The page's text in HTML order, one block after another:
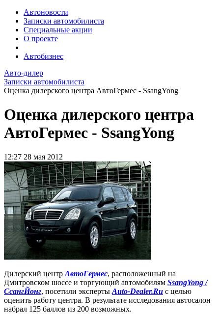
Автоновости
Записки автомобилиста
Специальные акции
О проекте
Автобизнес
Авто-дилер
Записки автомобилиста
Оценка дилерского центра АвтоГермес - SsangYong
Оценка дилерского центра
АвтоГермес - SsangYong
12:27 28 мая 2012
Дилерский центр АвтоГермес, расположенный на
Дмитровском шоссе и торгующий автомобилям SsangYong /
СсангЙонг, посетили эксперты Auto-Dealer.Ru с целью
оценить работу центра. В результате исследования автосалон
набрал 125 баллов из 200 возможных.